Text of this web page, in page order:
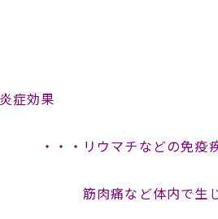
効果
・リウマチなどの免疫疾
痛など体内で生じ